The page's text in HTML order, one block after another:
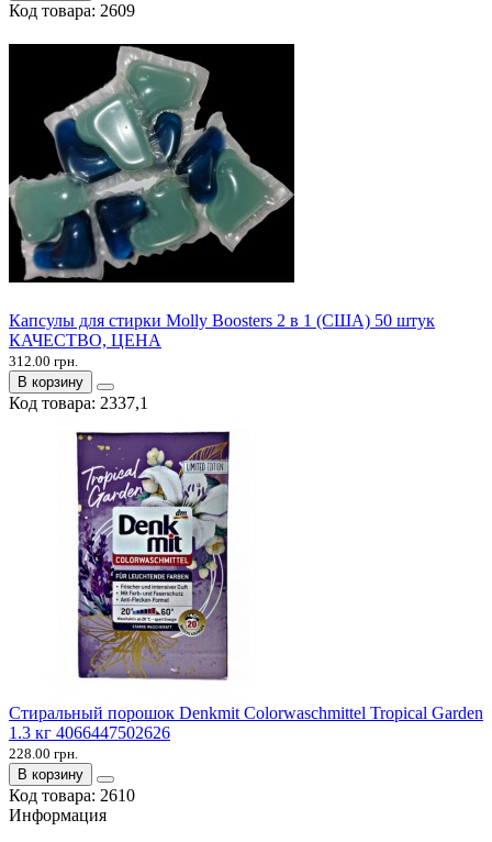
Код товара: 2609
Капсулы для стирки Molly Boosters 2 в 1 (США) 50 штук
КАЧЕСТВО, ЦЕНА
312.00 грн.
В корзину
Код товара: 2337,1
Стиральный порошок Denkmit Colorwaschmittel Tropical Garden
1.3 кг 4066447502626
228.00 грн.
В корзину
Код товара: 2610
Информация